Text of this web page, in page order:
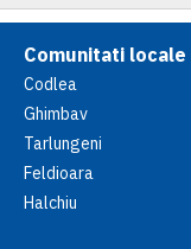
Comunitati locale
Codlea
Ghimbav
Tarlungeni
Feldioara
Halchiu